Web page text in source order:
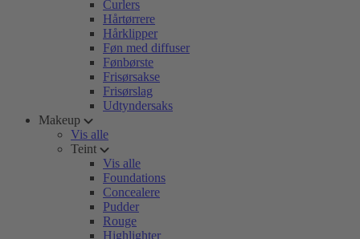
Curlers
Hårtørrere
Hårklipper
Føn med diffuser
Fønbørste
Frisørsakse
Frisørslag
Udtyndersaks
Makeup
Vis alle
Teint
Vis alle
Foundations
Concealere
Pudder
Rouge
Highlighter